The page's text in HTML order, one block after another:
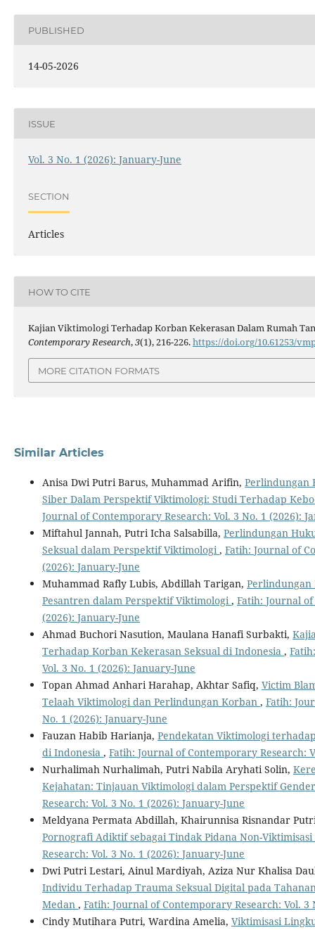
PUBLISHED
14-05-2026
ISSUE
Vol. 3 No. 1 (2026): January-June
SECTION
Articles
HOW TO CITE
Kajian Viktimologi Terhadap Korban Kekerasan Dalam Rumah
Contemporary Research,3(1), 216-226.https://doi.org/10.61253/
MORE CITATION FORMATS
Similar Articles
Anisa Dwi Putri Barus, Muhammad Arifin, Perlindungan
Siber Dalam Perspektif Viktimologi: Studi Terhadap
Journal of Contemporary Research: Vol. 3 No. 1 (2026):
Miftahul Jannah, Putri Icha Salsabilla, Perlindungan
Seksual dalam Perspektif Viktimologi, Fatih: Journal of
(2026): January-June
Muhammad Rafly Lubis, Abdillah Tarigan, Perlindungan
Pesantren dalam Perspektif Viktimologi, Fatih: Journal
(2026): January-June
Ahmad Buchori Nasution, Maulana Hanafi Surbakti,
Terhadap Korban Kekerasan Seksual di Indonesia ,
Vol. 3 No. 1 (2026): January-June
Topan Ahmad Anhari Harahap, Akhtar Safiq, Victim
Telaah Viktimologi dan Perlindungan Korban , Fatih:
No. 1 (2026): January-June
Fauzan Habib Harianja, Pendekatan Viktimologi
di Indonesia , Fatih: Journal of Contemporary Research:
Nurhalimah Nurhalimah, Putri Nabila Aryhati Solin,
Kejahatan: Tinjauan Viktimologi dalam Perspektif
Research: Vol. 3 No. 1 (2026): January-June
Meldyana Permata Abdillah, Khairunnisa Risnandar
Pornografi Adiktif sebagai Tindak Pidana Non-Viktimisasi
Research: Vol. 3 No. 1 (2026): January-June
Dwi Putri Lestari, Ainul Mardiyah, Aziza Nur Khalisa
Individu Terhadap Trauma Seksual Digital pada
Medan , Fatih: Journal of Contemporary Research: Vol. 3
Cindy Mutihara Putri, Wardina Amelia, Viktimisasi